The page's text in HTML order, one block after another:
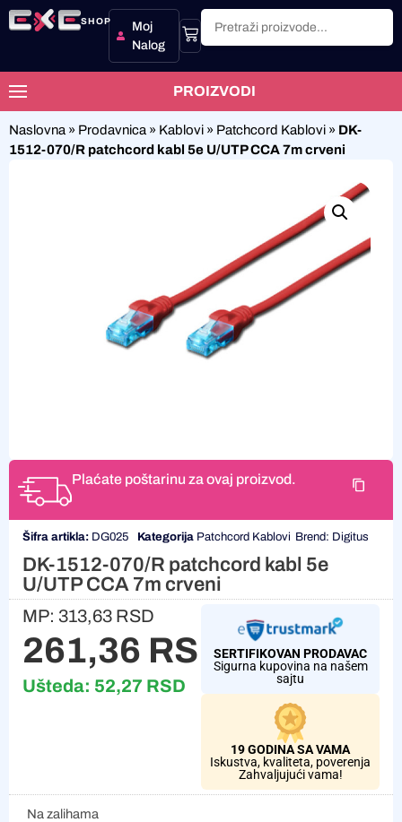
SHOP
Moj
Nalog
PROIZVODI
Naslovna » Prodavnica » Kablovi » Patchcord Kablovi » DK-
1512-070/R patchcord kabl 5e U/UTP CCA 7m crveni
Plaćate poštarinu za ovaj proizvod.
Šifra artikla: DG025 Kategorija Patchcord Kablovi Brend: Digitus
DK-1512-070/R patchcord kabl 5e
U/UTP CCA 7m crveni
MP: 313,63 RSD
261,36 RSD
Ušteda: 52,27 RSD
SERTIFIKOVAN PRODAVAC
Sigurna kupovina na našem
sajtu
19 GODINA SA VAMA
Iskustva, kvaliteta, poverenja
Zahvaljujući vama!
Na zalihama